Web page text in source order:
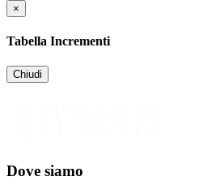
×
Tabella Incrementi
Chiudi
Dove siamo